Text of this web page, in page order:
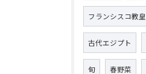
フランシスコ教皇
古代エジプト
旬 春野菜